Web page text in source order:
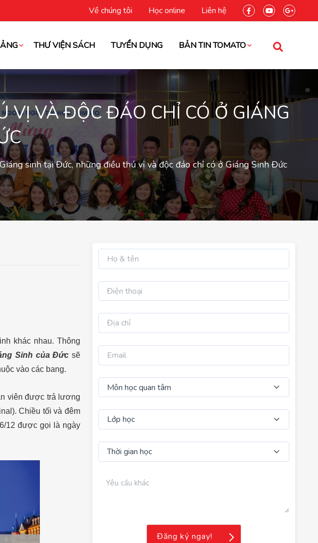
Về chúng tôi Học online Liên hệ
THƯ VIỆN SÁCH TUYỂN DỤNG BẢN TIN TOMATO
VỊ VÀ ĐỘC ĐÁO CHỈ CÓ Ở GIÁNG
Giáng sinh tại Đức, những điều thú vị và độc đáo chỉ có ở Giáng Sinh Đức
khác nhau. Thông
Sinh của Đức sẽ
vào các bang.
viên được trả lương
Chiều tối và đêm
12 được gọi là ngày
Đăng ký ngay!